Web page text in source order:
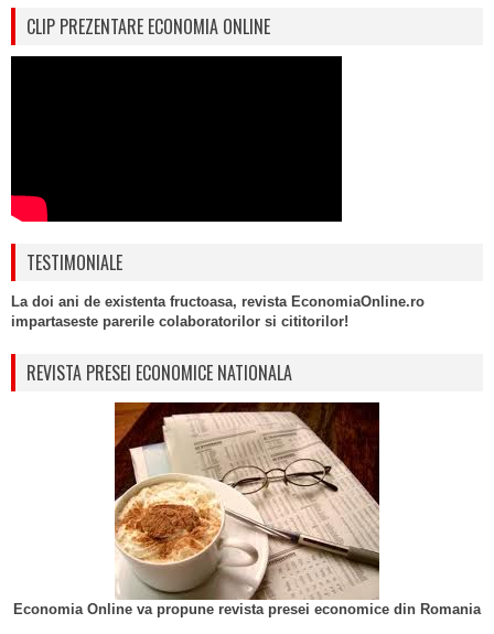
CLIP PREZENTARE ECONOMIA ONLINE
TESTIMONIALE
La doi ani de existenta fructoasa, revista EconomiaOnline.ro
impartaseste parerile colaboratorilor si cititorilor!
REVISTA PRESEI ECONOMICE NATIONALA
Economia Online va propune revista presei economice din Romania